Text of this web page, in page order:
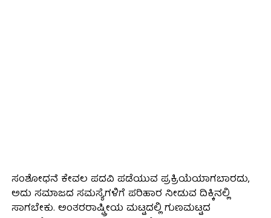
ಸಂಶೋಧನೆ ಕೇವಲ ಪದವಿ ಪಡೆಯುವ ಪ್ರಕ್ರಿಯೆಯಾಗಬಾರದು,
ಅದು ಸಮಾಜದ ಸಮಸ್ಯೆಗಳಿಗೆ ಪರಿಹಾರ ನೀಡುವ ದಿಕ್ಕಿನಲ್ಲಿ
ಸಾಗಬೇಕು. ಅಂತರರಾಷ್ಟ್ರೀಯ ಮಟ್ಟದಲ್ಲಿ ಗುಣಮಟ್ಟದ